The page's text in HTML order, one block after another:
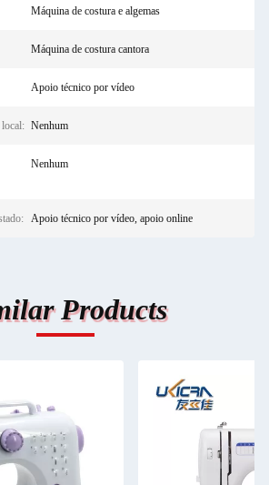
Máquina de costura e algemas
Máquina de costura cantora
Apoio técnico por vídeo
Nenhum
Nenhum
Apoio técnico por vídeo, apoio online
Products